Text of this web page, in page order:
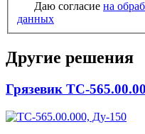
Даю согласие на
данных
Другие решения
Грязевик ТС-